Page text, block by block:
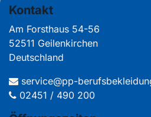
Kontakt
Am Forsthaus 54-56
52511 Geilenkirchen
Deutschland
service@pp-
02451 / 490 200